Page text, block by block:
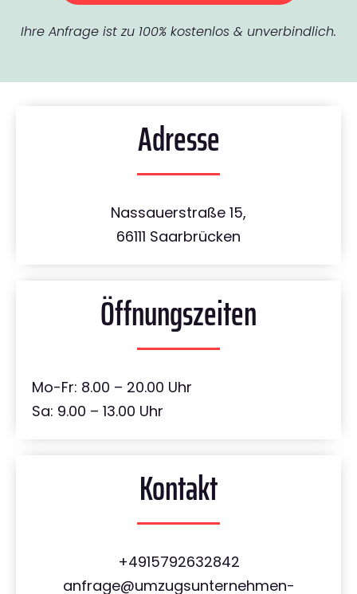
Ihre Anfrage ist zu 100% kostenlos & unverbindlich.
Adresse
Nassauerstraße 15,
66111 Saarbrücken
Öffnungszeiten
Mo-Fr: 8.00 – 20.00 Uhr
Sa: 9.00 – 13.00 Uhr
Kontakt
+4915792632842
anfrage@umzugsunternehmen-